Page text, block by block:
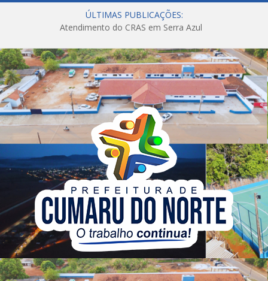
ÚLTIMAS PUBLICAÇÕES:
Atendimento do CRAS em Serra Azul